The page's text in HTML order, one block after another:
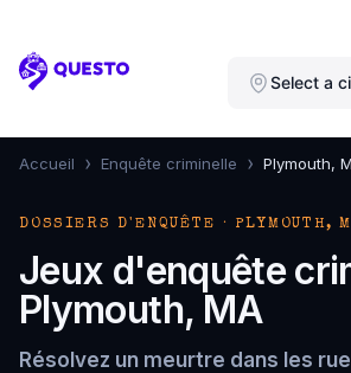
Questo Select a
Accueil › Enquête criminelle › Plymouth,
DOSSIERS D'ENQUÊTE · PLYMOUTH,
Jeux d'enquête
Plymouth, MA
Résolvez un meurtre dans les